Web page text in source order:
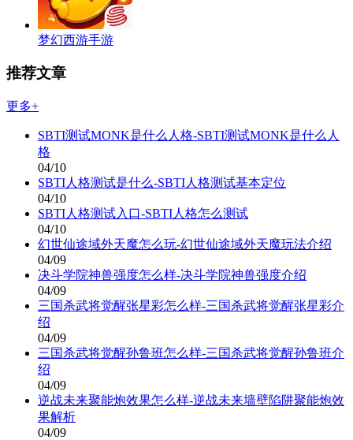
梦幻西游手游
推荐文章
更多+
SBTI测试MONK是什么人格-SBTI测试MONK是什么人
格
04/10
SBTI人格测试是什么-SBTI人格测试基本定位
04/10
SBTI人格测试入口-SBTI人格怎么测试
04/10
幻世仙途域外天魔怎么玩-幻世仙途域外天魔玩法介绍
04/09
决斗学院神兽强度怎么样-决斗学院神兽强度介绍
04/09
三国杀武将觉醒张星彩怎么样-三国杀武将觉醒张星彩介
绍
04/09
三国杀武将觉醒孙鲁班怎么样-三国杀武将觉醒孙鲁班介
绍
04/09
逆战未来聚能炮效果怎么样-逆战未来墙壁陷阱聚能炮效
果解析
04/09